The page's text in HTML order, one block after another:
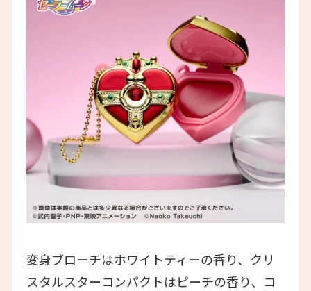
変身ブローチはホワイトティーの香り、クリ
スタルスターコンパクトはピーチの香り、コ